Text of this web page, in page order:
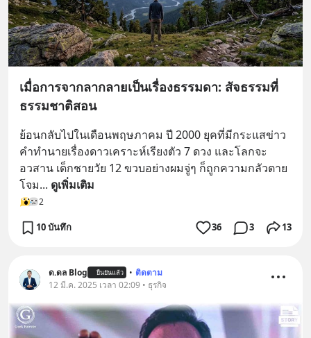
เมื่อการจากลากลายเป็นเรื่องธรรมดา: สัจธรรมที่
ธรรมชาติสอน
ย้อนกลับไปในเดือนพฤษภาคม ปี 2000 ยุคที่มีกระแสข่าว
คำทำนายเรื่องดาวเคราะห์เรียงตัว 7 ดวง และโลกจะ
อวสาน เด็กชายวัย 12 ขวบอย่างผมจู่ๆ ก็ถูกความกลัวตาย
โจม... ดูเพิ่มเติม
2
10 บันทึก 36 3 13
ด.ดล Blog ยืนยันแล้ว • ติดตาม
12 มี.ค. 2025 เวลา 02:09 • ธุรกิจ